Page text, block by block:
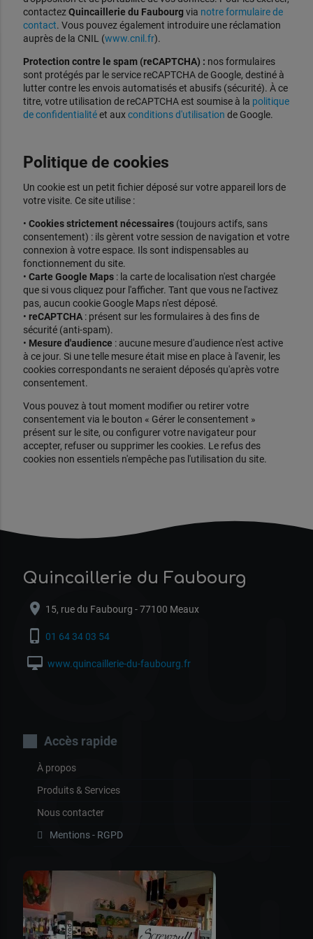
contactezQuincaillerie du Faubourgvia notre formulaire de
contact. Vous pouvez également introduire une réclamation
auprès de la CNIL (www.cnil.fr).
Protection contre le spam (reCAPTCHA) : nos formulaires
sont protégés par le service reCAPTCHA de Google, destiné à
lutter contre les envois automatisés et abusifs (sécurité). À ce
titre, votre utilisation de reCAPTCHA est soumise à la politique
de confidentialitéet auxconditions d'utilisation de Google.
Politique de cookies
Un cookie est un petit fichier déposé sur votre appareil lors de
votre visite. Ce site utilise :
• Cookies strictement nécessaires(toujours actifs, sans
consentement) : ils gèrent votre session de navigation et votre
connexion à votre espace. Ils sont indispensables au
fonctionnement du site.
• Carte Google Maps: la carte de localisation n'est chargée
que si vous cliquez pour l'afficher. Tant que vous ne l'activez
pas, aucun cookie Google Maps n'est déposé.
• reCAPTCHA: présent sur les formulaires à des fins de
sécurité (anti-spam).
• Mesure d'audience : aucune mesure d'audience n'est active
à ce jour. Si une telle mesure était mise en place à l'avenir, les
cookies correspondants ne seraient déposés qu'après votre
consentement.
Vous pouvez à tout moment modifier ou retirer votre
consentement via le bouton « Gérer le consentement »
présent sur le site, ou configurer votre navigateur pour
accepter, refuser ou supprimer les cookies. Le refus des
cookies non essentiels n'empêche pas l'utilisation du site.
du
Quincaillerie du Faubourg
location_on 15, rue du Faubourg - 77100 Meaux
phone_iphone 01 64 34 03 54
desktop_mac www.quincaillerie-du-faubourg.fr
Accès rapide
À propos
Produits & Services
Nous contacter
Mentions - RGPD